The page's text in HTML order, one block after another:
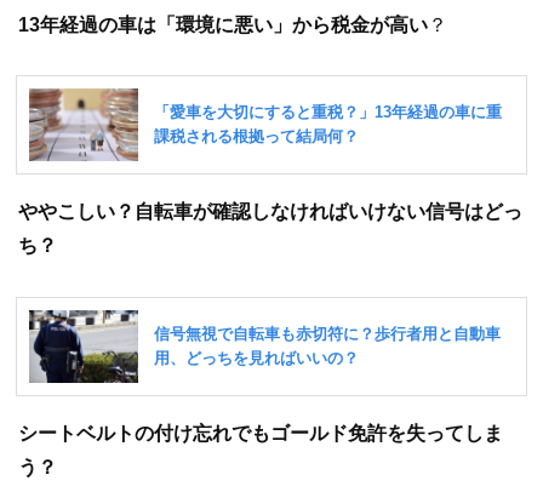
13年経過の車は「環境に悪い」から税金が高い ？
ややこしい？自転車が確認しなければいけない信号はどっ
ち？
シートベルトの付け忘れでもゴールド免許を失ってしま
う？